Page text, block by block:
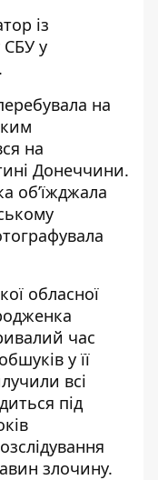
із
СБУ у
.
на
на
Донеччини.
об’їжджала
обласної
час
у її
всі
під
злочину.